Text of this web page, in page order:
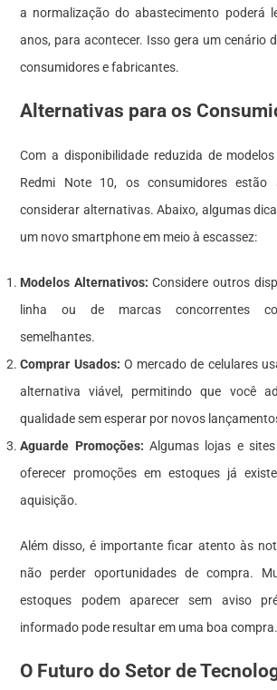
a normalização do abastecimento poderá
anos, para acontecer. Isso gera um cenário
consumidores e fabricantes.
Alternativas para os
Com a disponibilidade reduzida de
Redmi Note 10, os consumidores estão
considerar alternativas. Abaixo, algumas
um novo smartphone em meio à escassez:
Modelos Alternativos: Considere outros
linha ou de marcas concorrentes
semelhantes.
Comprar Usados: O mercado de celulares
alternativa viável, permitindo que você
qualidade sem esperar por novos
Aguarde Promoções: Algumas lojas e
oferecer promoções em estoques já
aquisição.
Além disso, é importante ficar atento às
não perder oportunidades de compra.
estoques podem aparecer sem aviso
informado pode resultar em uma boa compra.
O Futuro do Setor de